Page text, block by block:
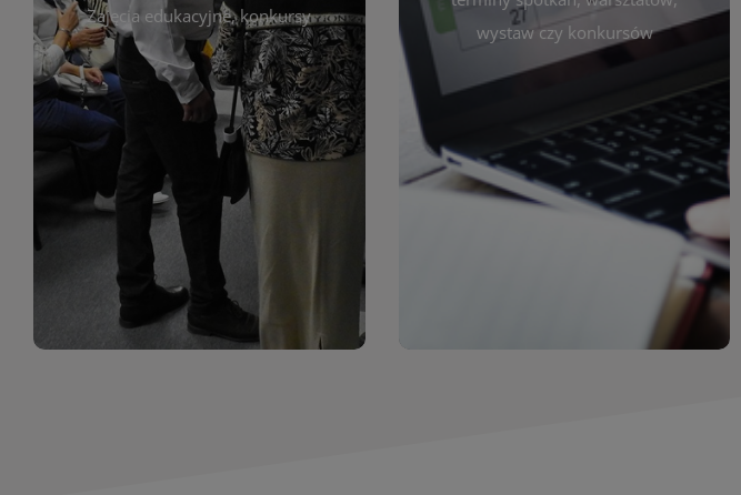
Zajęcia edukacyjne, konkursy
Wystawy
Biblioteka organizuje prezentujące
zarówno sztukę lokalnych twórców,
jak i zbiory tematyczne. W tej sekcji
znajdziesz informacje o aktualnych
ekspozycjach oraz archiwum wystaw
z poprzednich lat. Prezentowane
prace obejmują malarstwo,
wystaw czy konkursów
Cię wydarzeniach. Aktualizujemy
harmonogram na bieżąco, by zawsze
był zgodny z planem pracy biblioteki.
Zapraszamy do śledzenia i
uczestnictwa w życiu kulturalnym
miasta!